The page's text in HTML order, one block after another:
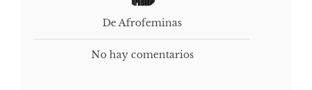
De Afrofeminas
No hay comentarios